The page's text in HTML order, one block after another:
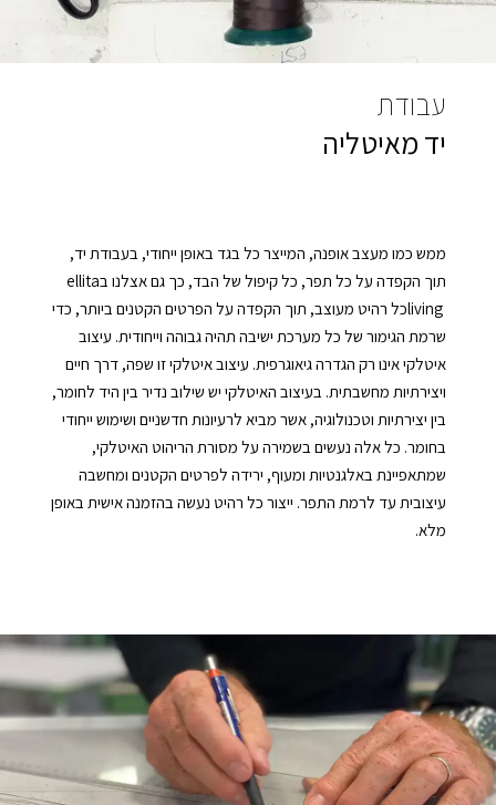
תוך‭ ‬הקפדה‭ ‬על‭ ‬כל‭ ‬תפר‭,‬ כל‭ ‬קיפול‭ ‬של‭ ‬הבד‭,‬ כך‭ ‬גם‭ ‬אצלנו‭ ‬ב‭ ‬ellita
living‭ ‬כל‭ ‬רהיט‭ ‬מעוצב‭,‬ תוך‭ ‬הקפדה‭ ‬על‭ ‬הפרטים‭ ‬הקטנים‭ ‬ביותר‭,‬ כדי‭
‬שרמת‭ ‬הגימור‭ ‬של‭ ‬כל‭ ‬מערכת‭ ‬ישיבה תהיה‭ ‬גבוהה‭ ‬וייחודית‭.‬ עיצוב‭
‬איטלקי‭ ‬אינו‭ ‬רק‭ ‬הגדרה‭ ‬גיאוגרפית‭.‬ עיצוב‭ ‬איטלקי‭ ‬זו‭ ‬שפה‭,‬ דרך‭ ‬חיים‭
בין‭ ‬יצירתיות‭ ‬וטכנולוגיה‭,‬ אשר‭ ‬מביא‭ ‬לרעיונות‭ ‬חדשניים‭ ‬ושימוש‭ ‬ייחודי‭
שמתאפיינת‭ ‬באלגנטיות‭ ‬ומעוף‭,‬ ירידה‭ ‬לפרטים‭ ‬הקטנים‭ ‬ומחשבה‭
‬עיצובית‭ ‬עד‭ ‬לרמת‭ ‬התפר‭.‬ ייצור‭ ‬כל‭ ‬רהיט‭ ‬נעשה‭ ‬בהזמנה‭ ‬אישית‭ ‬באופן‭
‬מלא‭.‬
עבודת
יד מאיטליה